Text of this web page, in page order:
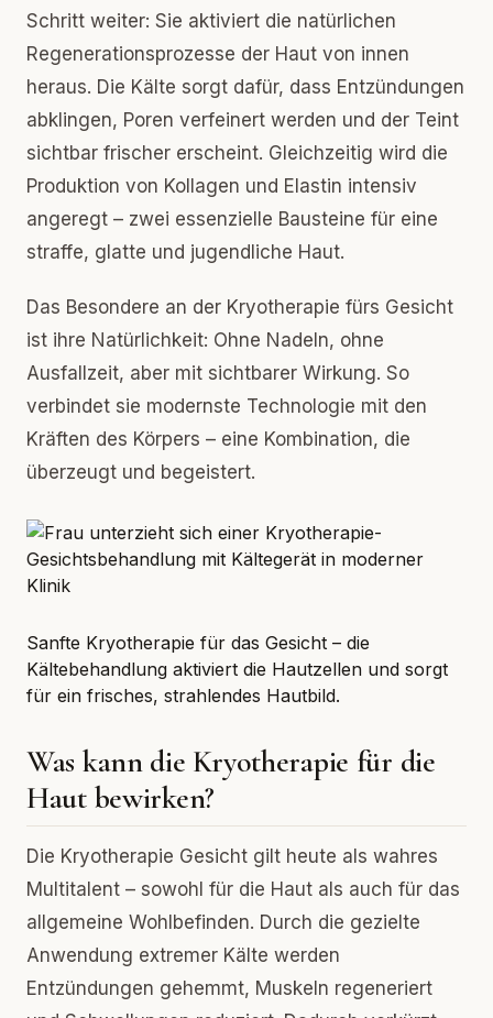
Schritt weiter: Sie aktiviert die natürlichen
Regenerationsprozesse der Haut von innen
heraus. Die Kälte sorgt dafür, dass Entzündungen
abklingen, Poren verfeinert werden und der Teint
sichtbar frischer erscheint. Gleichzeitig wird die
Produktion von Kollagen und Elastin intensiv
angeregt – zwei essenzielle Bausteine für eine
straffe, glatte und jugendliche Haut.
Das Besondere an der Kryotherapie fürs Gesicht
ist ihre Natürlichkeit: Ohne Nadeln, ohne
Ausfallzeit, aber mit sichtbarer Wirkung. So
verbindet sie modernste Technologie mit den
Kräften des Körpers – eine Kombination, die
überzeugt und begeistert.
Sanfte Kryotherapie für das Gesicht – die
Kältebehandlung aktiviert die Hautzellen und sorgt
für ein frisches, strahlendes Hautbild.
Was kann die Kryotherapie für die
Haut bewirken?
Die Kryotherapie Gesicht gilt heute als wahres
Multitalent – sowohl für die Haut als auch für das
allgemeine Wohlbefinden. Durch die gezielte
Anwendung extremer Kälte werden
Entzündungen gehemmt, Muskeln regeneriert